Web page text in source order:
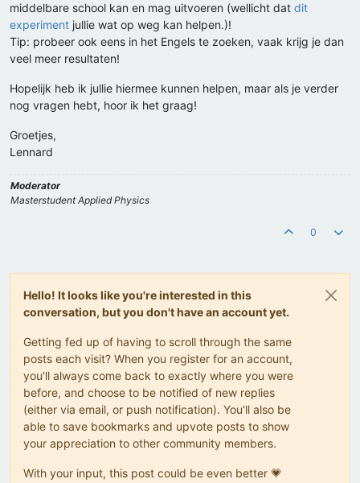
middelbare school kan en mag uitvoeren (wellicht dat dit
experiment jullie wat op weg kan helpen.)!
Tip: probeer ook eens in het Engels te zoeken, vaak krijg je dan
veel meer resultaten!
Hopelijk heb ik jullie hiermee kunnen helpen, maar als je verder
nog vragen hebt, hoor ik het graag!
Groetjes,
Lennard
Moderator
Masterstudent Applied Physics
0
Hello! It looks like you're interested in this
conversation, but you don't have an account yet.
Getting fed up of having to scroll through the same
posts each visit? When you register for an account,
you'll always come back to exactly where you were
before, and choose to be notified of new replies
(either via email, or push notification). You'll also be
able to save bookmarks and upvote posts to show
your appreciation to other community members.
With your input, this post could be even better 💗